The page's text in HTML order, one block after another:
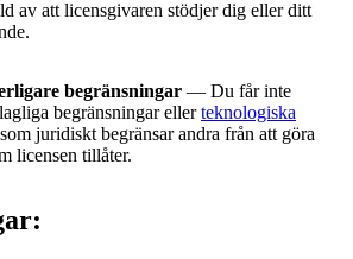
av att licensgivaren stödjer dig eller ditt
begränsningar — Du får inte
begränsningar ellerteknologiska
juridiskt begränsar andra från att göra
licensen tillåter.